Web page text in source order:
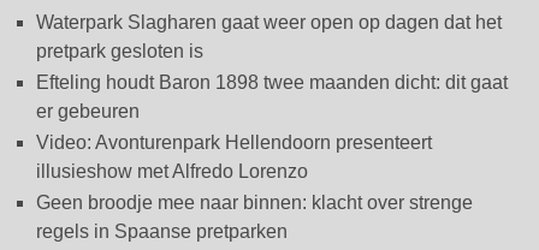
Waterpark Slagharen gaat weer open op dagen dat het
pretpark gesloten is
Efteling houdt Baron 1898 twee maanden dicht: dit gaat
er gebeuren
Video: Avonturenpark Hellendoorn presenteert
illusieshow met Alfredo Lorenzo
Geen broodje mee naar binnen: klacht over strenge
regels in Spaanse pretparken